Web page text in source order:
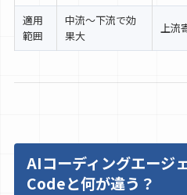
適用
範囲
中流〜下流で効
果大
上流
AIコーディングエージ
Codeと何が違う？